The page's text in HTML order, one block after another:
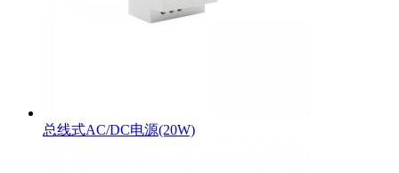
总线式AC/DC电源(20W)